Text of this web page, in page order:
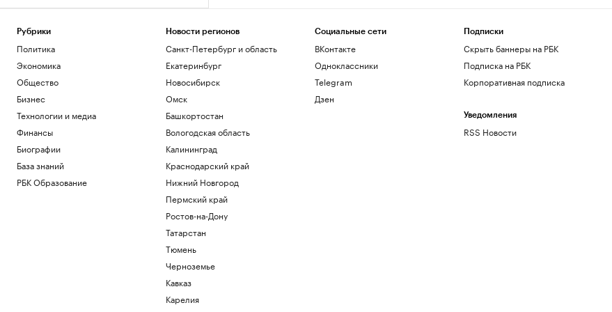
Рубрики
Политика
Экономика
Общество
Бизнес
Технологии и медиа
Финансы
Биографии
База знаний
РБК Образование
Новости регионов
Санкт-Петербург и область
Екатеринбург
Новосибирск
Омск
Башкортостан
Вологодская область
Калининград
Краснодарский край
Нижний Новгород
Пермский край
Ростов-на-Дону
Татарстан
Тюмень
Черноземье
Кавказ
Карелия
Социальные сети
ВКонтакте
Одноклассники
Telegram
Дзен
Подписки
Скрыть баннеры на РБК
Подписка на РБК
Корпоративная подписка
Уведомления
RSS Новости